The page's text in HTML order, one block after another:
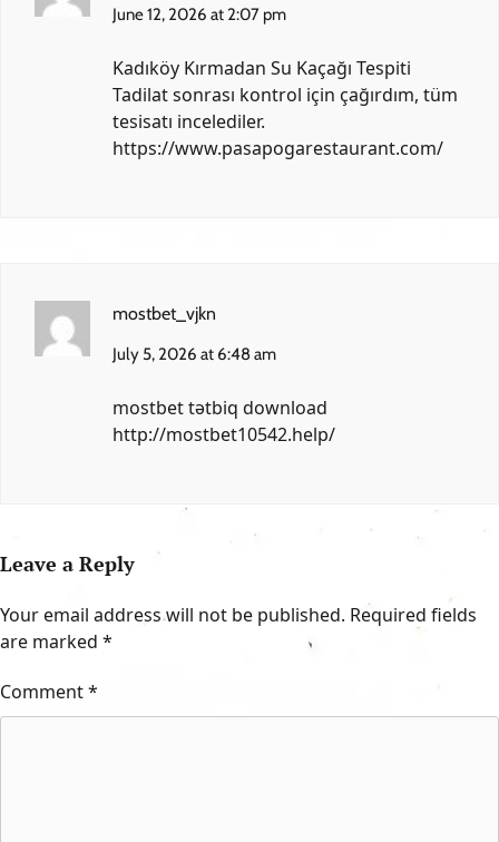
June 12, 2026 at 2:07 pm
Kadıköy Kırmadan Su Kaçağı Tespiti
Tadilat sonrası kontrol için çağırdım, tüm
tesisatı incelediler.
https://www.pasapogarestaurant.com/
mostbet_vjkn
July 5, 2026 at 6:48 am
mostbet tətbiq download
http://mostbet10542.help/
Leave a Reply
Your email address will not be published. Required fields
are marked *
Comment*